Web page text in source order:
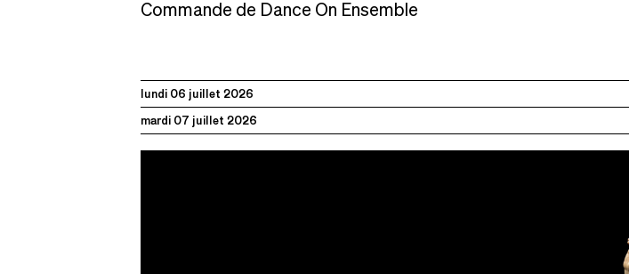
Commande de Dance On Ensemble
lundi 06 juillet 2026
mardi 07 juillet 2026